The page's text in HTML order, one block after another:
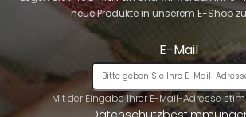
neue Produkte in unserem E-Shop
E-Mail